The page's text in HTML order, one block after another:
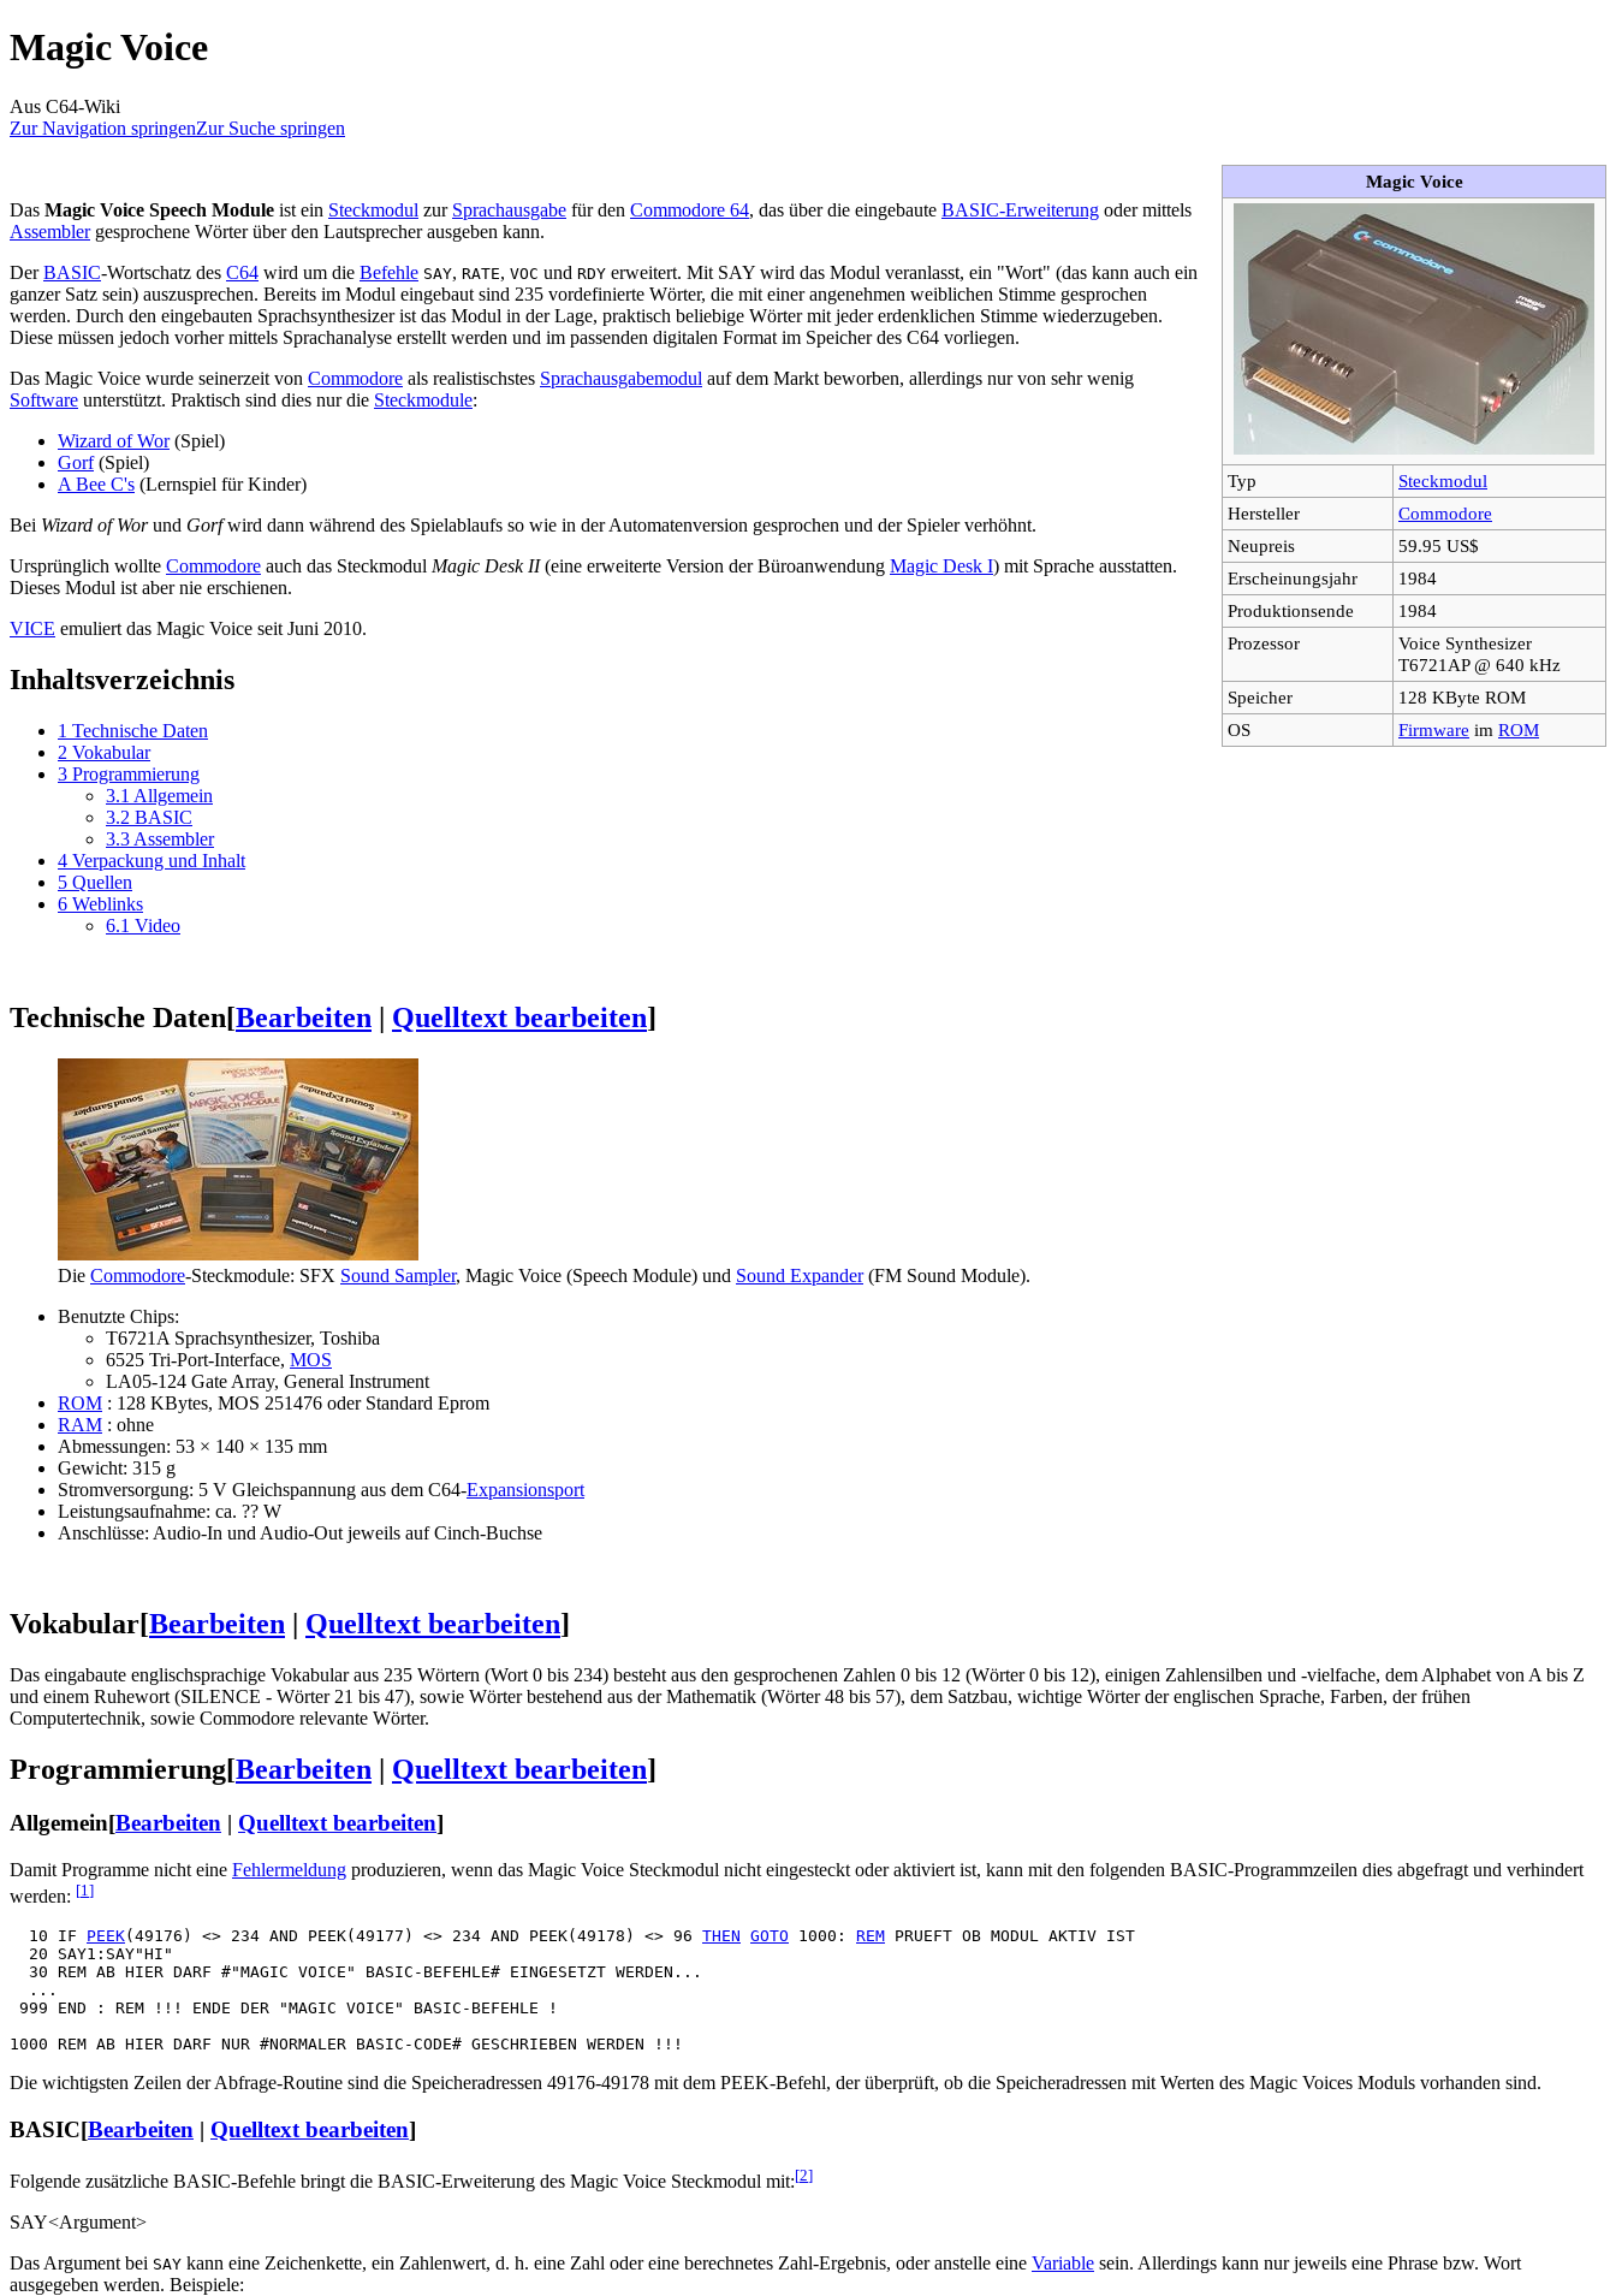
Magic Voice
Aus C64-Wiki
Zur Navigation springenZur Suche springen
Magic Voice
Typ
Steckmodul
Hersteller
Commodore
Neupreis
59.95 US$
Erscheinungsjahr
1984
Produktionsende
1984
Prozessor
Voice Synthesizer
T6721AP @ 640 kHz
Speicher
128 KByte ROM
OS
Firmware im ROM
Das Magic Voice Speech Module ist ein Steckmodul zur Sprachausgabe für den Commodore 64, das über die eingebaute BASIC-Erweiterung oder mittels
Assemblergesprochene Wörter über den Lautsprecher ausgeben kann.
DerBASIC-Wortschatz des C64 wird um die Befehle SAY, RATE, VOC und RDY erweitert. Mit SAY wird das Modul veranlasst, ein "Wort" (das kann auch ein
ganzer Satz sein) auszusprechen. Bereits im Modul eingebaut sind 235 vordefinierte Wörter, die mit einer angenehmen weiblichen Stimme gesprochen
werden. Durch den eingebauten Sprachsynthesizer ist das Modul in der Lage, praktisch beliebige Wörter mit jeder erdenklichen Stimme wiederzugeben.
Diese müssen jedoch vorher mittels Sprachanalyse erstellt werden und im passenden digitalen Format im Speicher des C64 vorliegen.
Das Magic Voice wurde seinerzeit von Commodore als realistischstes Sprachausgabemodul auf dem Markt beworben, allerdings nur von sehr wenig
Software unterstützt. Praktisch sind dies nur die Steckmodule:
Wizard of Wor(Spiel)
Gorf(Spiel)
A Bee C's (Lernspiel für Kinder)
Bei Wizard of Worund Gorfwird dann während des Spielablaufs so wie in der Automatenversion gesprochen und der Spieler verhöhnt.
Ursprünglich wollte Commodore auch das Steckmodul Magic Desk II(eine erweiterte Version der Büroanwendung Magic Desk I) mit Sprache ausstatten.
Dieses Modul ist aber nie erschienen.
VICE emuliert das Magic Voice seit Juni 2010.
Inhaltsverzeichnis
1 Technische Daten
2 Vokabular
3 Programmierung
3.1 Allgemein
3.2 BASIC
3.3 Assembler
4 Verpackung und Inhalt
5 Quellen
6 Weblinks
6.1 Video
Technische Daten[Bearbeiten | Quelltext bearbeiten]
Die Commodore-Steckmodule: SFX Sound Sampler, Magic Voice (Speech Module) und Sound Expander(FM Sound Module).
Benutzte Chips:
T6721A Sprachsynthesizer, Toshiba
6525 Tri-Port-Interface, MOS
LA05-124 Gate Array, General Instrument
ROM : 128 KBytes, MOS 251476 oder Standard Eprom
RAM : ohne
Abmessungen: 53 × 140 × 135 mm
Gewicht: 315 g
Stromversorgung: 5 V Gleichspannung aus dem C64-Expansionsport
Leistungsaufnahme: ca. ?? W
Anschlüsse: Audio-In und Audio-Out jeweils auf Cinch-Buchse
Vokabular[Bearbeiten Quelltext bearbeiten]
Das eingabaute englischsprachige Vokabular aus 235 Wörtern (Wort 0 bis 234) besteht aus den gesprochenen Zahlen 0 bis 12 (Wörter 0 bis 12), einigen Zahlensilben und -vielfache, dem Alphabet von A bis Z
und einem Ruhewort (SILENCE - Wörter 21 bis 47), sowie Wörter bestehend aus der Mathematik (Wörter 48 bis 57), dem Satzbau, wichtige Wörter der englischen Sprache, Farben, der frühen
Computertechnik, sowie Commodore relevante Wörter.
Programmierung[Bearbeiten Quelltext bearbeiten]
Allgemein[Bearbeiten | Quelltext bearbeiten]
Damit Programme nicht eine Fehlermeldung produzieren, wenn das Magic Voice Steckmodul nicht eingesteckt oder aktiviert ist, kann mit den folgenden BASIC-Programmzeilen dies abgefragt und verhindert
werden: [1 ]
  10 IF
PEEK(49176) <> 234 AND PEEK(49177) <> 234 AND PEEK(49178) <> 96 THEN GOTO 1000: REM PRUEFT OB MODUL AKTIV IST
  20 SAY1:SAY"HI"
  30 REM AB HIER DARF #"MAGIC VOICE" BASIC-BEFEHLE# EINGESETZT WERDEN...
  ...
999 END : REM !!! ENDE DER "MAGIC VOICE" BASIC-BEFEHLE !
Die wichtigsten Zeilen der Abfrage-Routine sind die Speicheradressen 49176-49178 mit dem PEEK-Befehl, der überprüft, ob die Speicheradressen mit Werten des Magic Voices Moduls vorhanden sind.
BASIC[Bearbeiten | Quelltext bearbeiten]
Folgende zusätzliche BASIC-Befehle bringt die BASIC-Erweiterung des Magic Voice Steckmodul mit:[2]
SAY<Argument>
Das Argument bei SAY kann eine Zeichenkette, ein Zahlenwert, d. h. eine Zahl oder eine berechnetes Zahl-Ergebnis, oder anstelle eine Variable sein. Allerdings kann nur jeweils eine Phrase bzw. Wort
ausgegeben werden. Beispiele: